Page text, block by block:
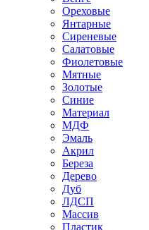
Ореховые
Янтарные
Сиреневые
Салатовые
Фиолетовые
Мятные
Золотые
Синие
Материал
МДФ
Эмаль
Акрил
Береза
Дерево
Дуб
ЛДСП
Массив
Пластик